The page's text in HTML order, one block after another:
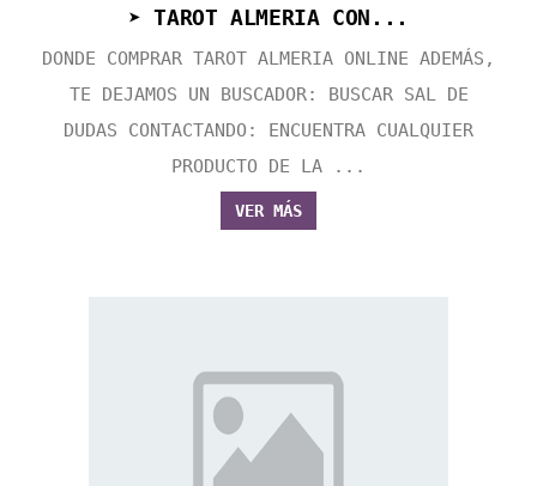
➤ TAROT ALMERIA CON...
DONDE COMPRAR TAROT ALMERIA ONLINE ADEMÁS,
TE DEJAMOS UN BUSCADOR: BUSCAR SAL DE
DUDAS CONTACTANDO: ENCUENTRA CUALQUIER
PRODUCTO DE LA ...
VER MÁS